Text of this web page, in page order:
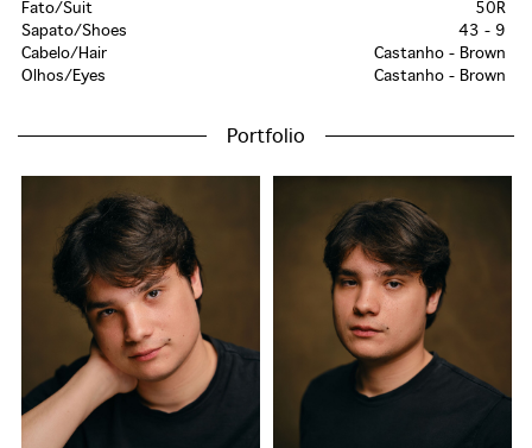
Fato/Suit
50R
Sapato/Shoes
43 - 9
Cabelo/Hair
Castanho - Brown
Olhos/Eyes
Castanho - Brown
Portfolio